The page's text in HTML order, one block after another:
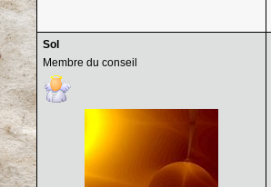
Sol
Membre du conseil